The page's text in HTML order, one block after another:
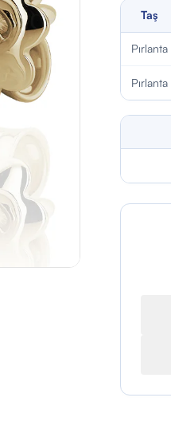
Taş
Pırlanta
Pırlanta